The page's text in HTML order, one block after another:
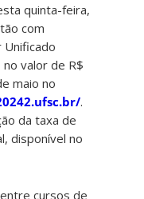
quinta-feira,
com
Unificado
no valor de R$
maio no
.
da taxa de
disponível no
cursos de